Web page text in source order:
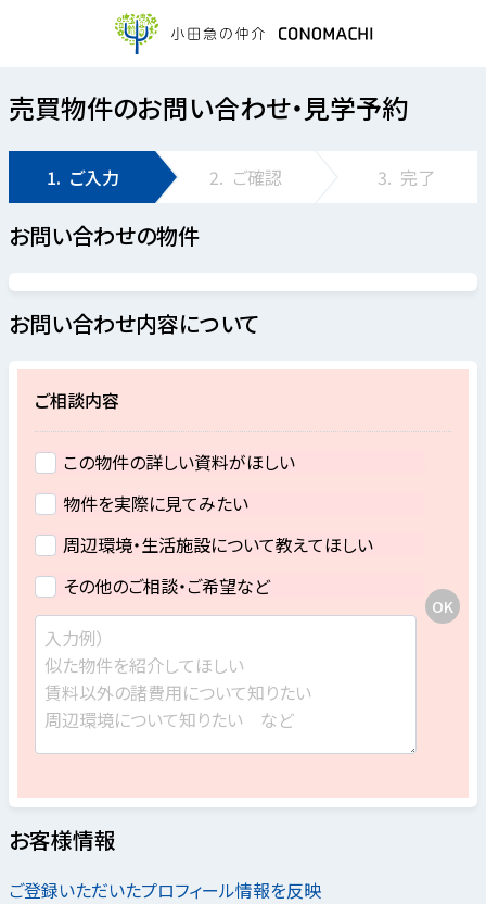
売買物件のお問い合わせ・見学予約
1. ご入力 2. ご確認 3. 完了
お問い合わせの物件
お問い合わせ内容について
ご相談内容
この物件の詳しい資料がほしい
物件を実際に見てみたい
周辺環境・生活施設について教えてほしい
その他のご相談・ご希望など
お客様情報
ご登録いただいたプロフィール情報を反映